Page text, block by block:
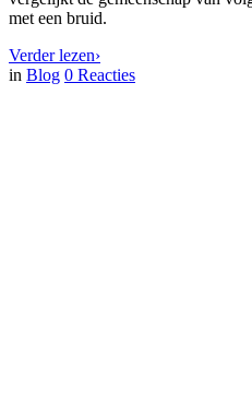
met een bruid.
Verder lezen›
in Blog 0 Reacties